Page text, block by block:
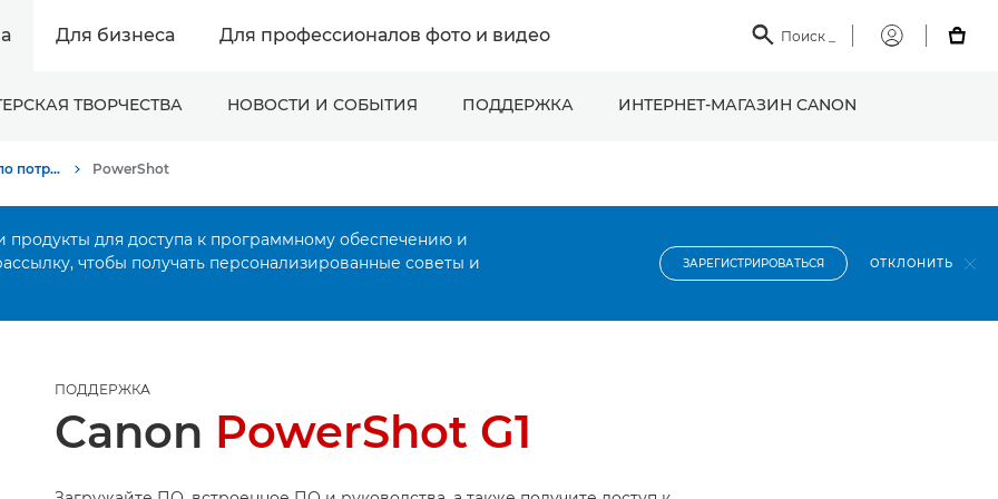
Для бизнеса Для профессионалов фото и видео  Поиск
Мой

ТВОРЧЕСТВА НОВОСТИ И СОБЫТИЯ ПОДДЕРЖКА ИНТЕРНЕТ-МАГАЗИН CANON
Онлайн-поддержка по потребительской продукции PowerShot
продукты для доступа к программному обеспечению и
чтобы получать персонализированные советы и
ЗАРЕГИСТРИРОВАТЬСЯ ОТКЛОНИТЬ
ПОДДЕРЖКА
Canon PowerShot G1